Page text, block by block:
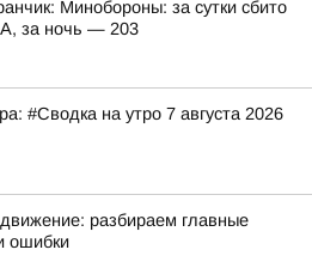
Минобороны: за сутки сбито
за ночь — 203
#Сводка на утро 7 августа 2026
движение: разбираем главные
ошибки